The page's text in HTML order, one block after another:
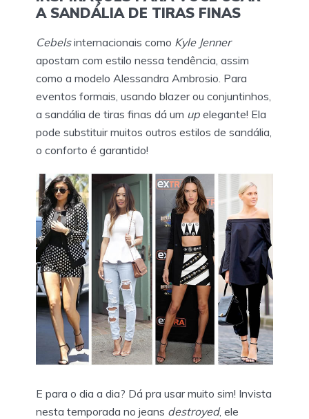
A SANDÁLIA DE TIRAS FINAS
Cebelsinternacionais como Kyle Jenner
apostam com estilo nessa tendência, assim
como a modelo Alessandra Ambrosio. Para
eventos formais, usando blazer ou conjuntinhos,
a sandália de tiras finas dá um up elegante! Ela
pode substituir muitos outros estilos de sandália,
o conforto é garantido!
E para o dia a dia? Dá pra usar muito sim! Invista
nesta temporada no jeans destroyed, ele